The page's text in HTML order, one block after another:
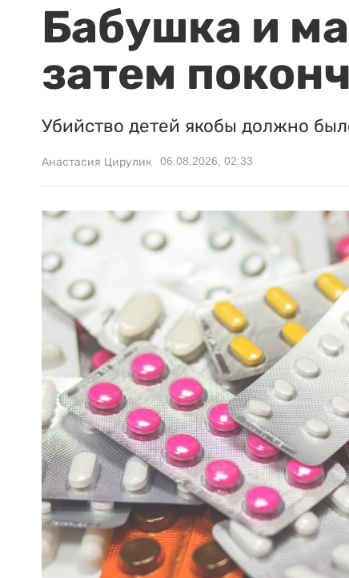
Бабушка и
затем
Убийство детей якобы должно
Анастасия Цирулик 06.08.2026, 02:33